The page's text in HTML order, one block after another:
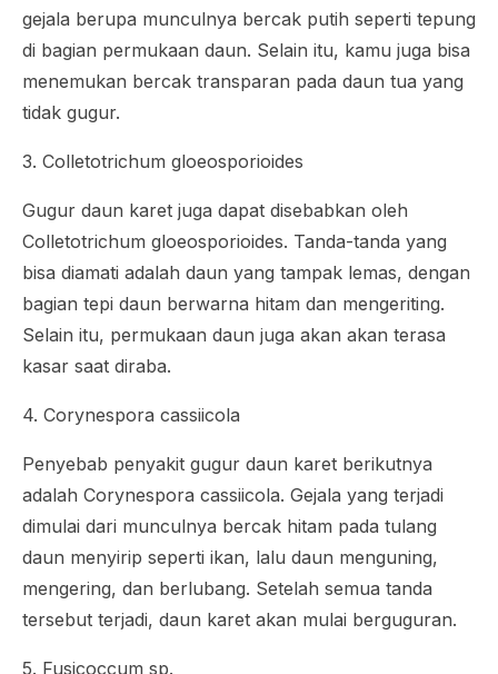
gejala berupa munculnya bercak putih seperti tepung
di bagian permukaan daun. Selain itu, kamu juga bisa
menemukan bercak transparan pada daun tua yang
tidak gugur.
3. Colletotrichum gloeosporioides
Gugur daun karet juga dapat disebabkan oleh
Colletotrichum gloeosporioides. Tanda-tanda yang
bisa diamati adalah daun yang tampak lemas, dengan
bagian tepi daun berwarna hitam dan mengeriting.
Selain itu, permukaan daun juga akan akan terasa
kasar saat diraba.
4. Corynespora cassiicola
Penyebab penyakit gugur daun karet berikutnya
adalah Corynespora cassiicola. Gejala yang terjadi
dimulai dari munculnya bercak hitam pada tulang
daun menyirip seperti ikan, lalu daun menguning,
mengering, dan berlubang. Setelah semua tanda
tersebut terjadi, daun karet akan mulai berguguran.
5. Fusicoccum sp.